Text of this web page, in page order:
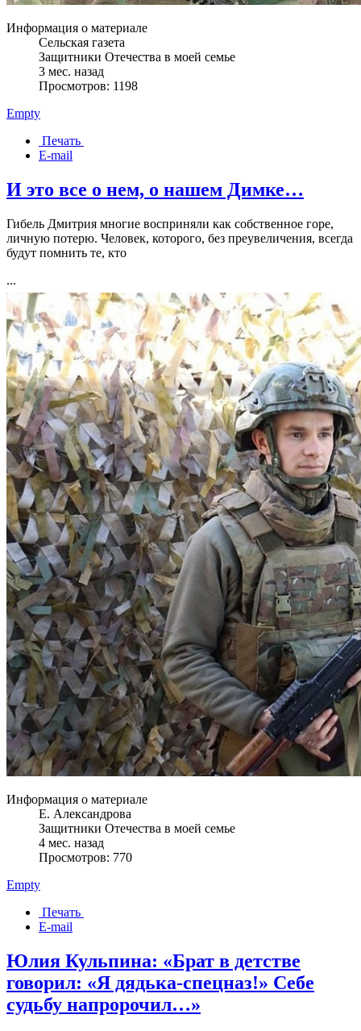
Информация о материале
Сельская газета
Защитники Отечества в моей семье
3 мес. назад
Просмотров: 1198
Empty
Печать
E-mail
И это все о нем, о нашем Димке…
Гибель Дмитрия многие восприняли как собственное горе,
личную потерю. Человек, которого, без преувеличения, всегда
будут помнить те, кто
...
Информация о материале
Е. Александрова
Защитники Отечества в моей семье
4 мес. назад
Просмотров: 770
Empty
Печать
E-mail
Юлия Кульпина: «Брат в детстве
говорил: «Я дядька-спецназ!» Себе
судьбу напророчил…»